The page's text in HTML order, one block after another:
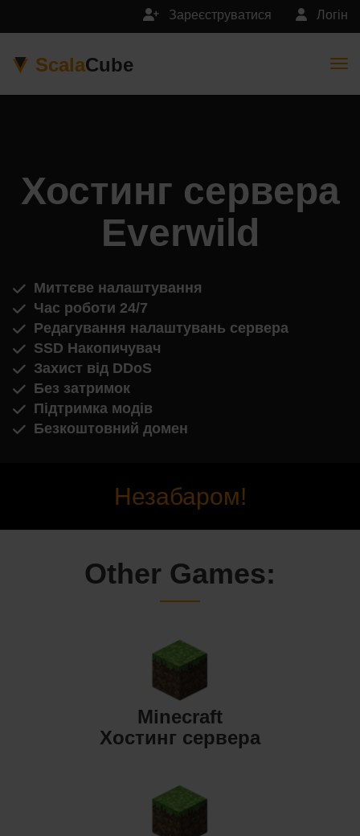
Логін
Зареєструватися
ScalaCube
Хостинг сервера
Everwild
Миттєве налаштування
Час роботи 24/7
Редагування налаштувань сервера
SSD Накопичувач
Захист від DDoS
Без затримок
Підтримка модів
Безкоштовний домен
Незабаром!
Other Games:
Minecraft
Хостинг сервера